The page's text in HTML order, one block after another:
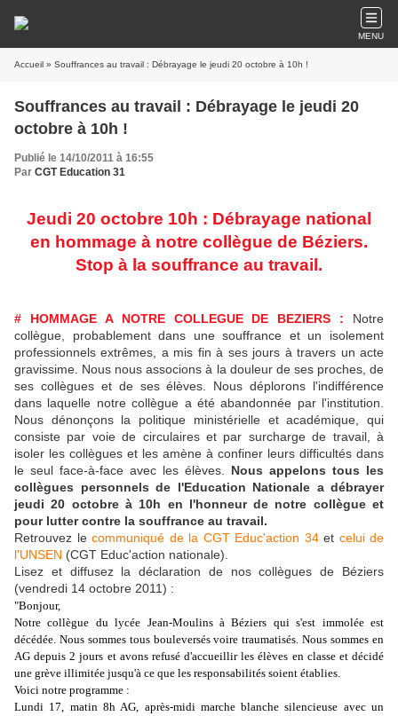
MENU
Accueil » Souffrances au travail : Débrayage le jeudi 20 octobre à 10h !
Souffrances au travail : Débrayage le jeudi 20
octobre à 10h !
Publié le 14/10/2011 à 16:55
Par CGT Education 31
Jeudi 20 octobre 10h : Débrayage national
en hommage à notre collègue de Béziers.
Stop à la souffrance au travail.
# HOMMAGE A NOTRE COLLEGUE DE BEZIERS : Notre
collègue, probablement dans une souffrance et un isolement
professionnels extrêmes, a mis fin à ses jours à travers un acte
gravissime. Nous nous associons à la douleur de ses proches, de
ses collègues et de ses élèves. Nous déplorons l'indifférence
dans laquelle notre collègue a été abandonnée par l'institution.
Nous dénonçons la politique ministérielle et académique, qui
consiste par voie de circulaires et par surcharge de travail, à
isoler les collègues et les amène à confiner leurs difficultés dans
le seul face-à-face avec les élèves. Nous appelons tous les
collègues personnels de l'Education Nationale a débrayer
jeudi 20 octobre à 10h en l'honneur de notre collègue et
pour lutter contre la souffrance au travail.
Retrouvez le communiqué de la CGT Educ'action 34et celui de
l'UNSEN (CGT Educ'action nationale).
Lisez et diffusez la déclaration de nos collègues de Béziers
(vendredi 14 octobre 2011) :
"Bonjour,
Notre collègue du lycée Jean-Moulins à Béziers qui s'est immolée est
décédée. Nous sommes tous bouleversés voire traumatisés. Nous sommes en
AG depuis 2 jours et avons refusé d'accueillir les élèves en classe et décidé
une grève illimitée jusqu'à ce que les responsabilités soient établies.
Voici notre programme :
Lundi 17, matin 8h AG, après-midi marche blanche silencieuse avec un